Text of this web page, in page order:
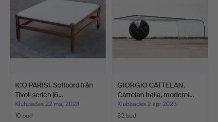
ICO PARISI. Soffbord från
Tivoli serien (6…
Klubbades 22 maj 2023
10 bud
GIORGIO CATTELAN.
Cattelan Italia, moderni…
Klubbades 2 apr 2023
82 bud